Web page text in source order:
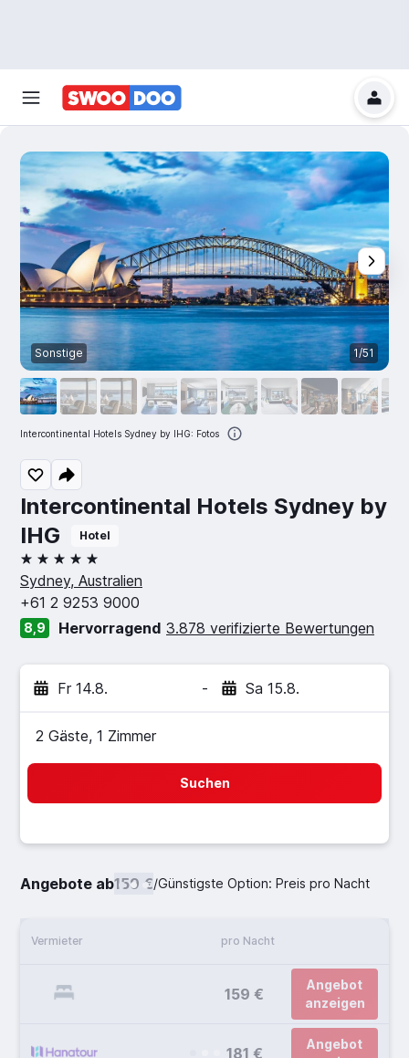
Intercontinental Hotels Sydney by
IHG
Hotel
5 Sterne
Sydney, Australien
+61 2 9253 9000
8,9 Hervorragend 3.878 verifizierte Bewertungen
Fr 14.8. - Sa 15.8.
2 Gäste, 1 Zimmer
Suchen
Angebote ab159 €/Günstigste Option: Preis pro Nacht
Vermieter pro Nacht
159 €
Angebot
anzeigen
181 €
Angebot
Sonstige 1/51
Intercontinental Hotels Sydney by IHG: Fotos